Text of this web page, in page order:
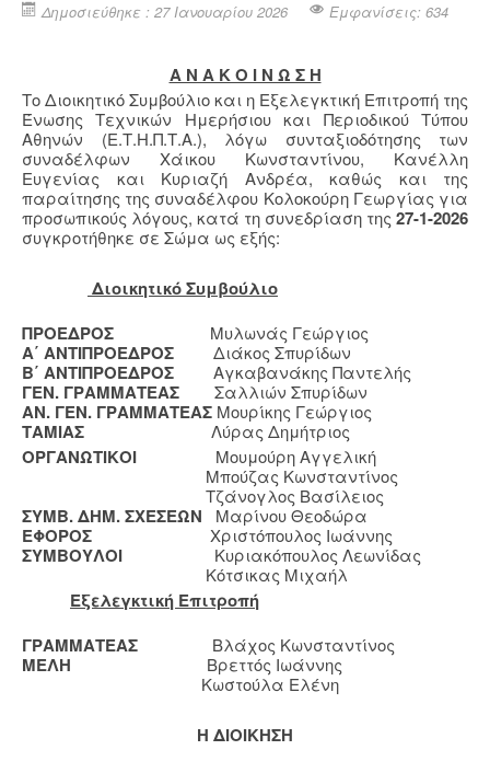
Δημοσιεύθηκε : 27 Ιανουαρίου 2026 Εμφανίσεις: 634
Α Ν Α Κ Ο Ι Ν Ω Σ Η
Το Διοικητικό Συμβούλιο και η Εξελεγκτική Επιτροπή της
Ένωσης Τεχνικών Ημερήσιου και Περιοδικού Τύπου
Αθηνών (Ε.Τ.Η.Π.Τ.Α.), λόγω συνταξιοδότησης των
συναδέλφων Χάικου Κωνσταντίνου, Κανέλλη
Ευγενίας και Κυριαζή Ανδρέα, καθώς και της
παραίτησης της συναδέλφου Κολοκούρη Γεωργίας για
προσωπικούς λόγους, κατά τη συνεδρίαση της 27-1-2026
συγκροτήθηκε σε Σώμα ως εξής:
Διοικητικό Συμβούλιο
ΠΡΟΕΔΡΟΣ Μυλωνάς Γεώργιος
Α΄ ΑΝΤΙΠΡΟΕΔΡΟΣ Διάκος Σπυρίδων
Β΄ ΑΝΤΙΠΡΟΕΔΡΟΣ Αγκαβανάκης Παντελής
ΓΕΝ. ΓΡΑΜΜΑΤΕΑΣ Σαλλιών Σπυρίδων
ΑΝ. ΓΕΝ. ΓΡΑΜΜΑΤΕΑΣ Μουρίκης Γεώργιος
ΤΑΜΙΑΣ Λύρας Δημήτριος
ΟΡΓΑΝΩΤΙΚΟΙ Μουμούρη Αγγελική
Μπούζας Κωνσταντίνος
Τζάνογλος Βασίλειος
ΣΥΜΒ. ΔΗΜ. ΣΧΕΣΕΩΝ Μαρίνου Θεοδώρα
ΕΦΟΡΟΣ Χριστόπουλος Ιωάννης
ΣΥΜΒΟΥΛΟΙ Κυριακόπουλος Λεωνίδας
Κότσικας Μιχαήλ
Εξελεγκτική Επιτροπή
ΓΡΑΜΜΑΤΕΑΣ
Βλάχος Κωνσταντίνος
ΜΕΛΗ Βρεττός Ιωάννης
Κωστούλα Ελένη
Η ΔΙΟΙΚΗΣΗ